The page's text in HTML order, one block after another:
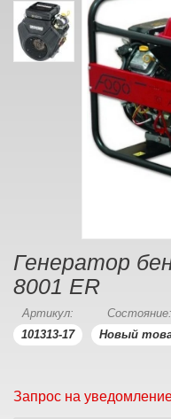
Генератор
8001 ER
Артикул:
101313-17
Состояние:
Новый
Запрос на